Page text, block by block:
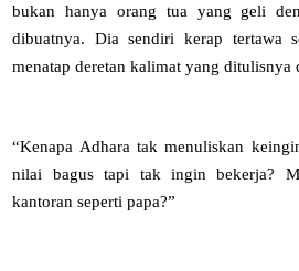
bukan hanya orang tua yang geli
dibuatnya. Dia sendiri kerap tertawa
menatap deretan kalimat yang ditulisnya
“Kenapa Adhara tak menuliskan
nilai bagus tapi tak ingin bekerja?
kantoran seperti papa?”